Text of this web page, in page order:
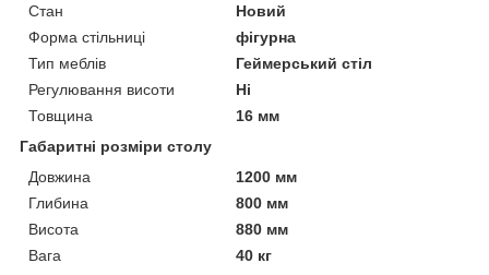
Стан
Новий
Форма стільниці
фігурна
Тип меблів
Геймерський стіл
Регулювання висоти
Ні
Товщина
16 мм
Габаритні розміри столу
Довжина
1200 мм
Глибина
800 мм
Висота
880 мм
Вага
40 кг